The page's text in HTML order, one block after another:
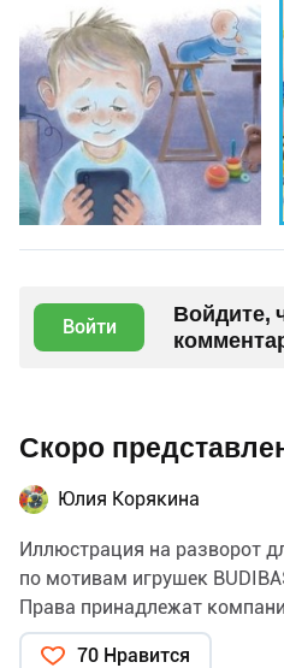
Войти
Войдите,
Скоро
Юлия Корякина
Иллюстрация на разворот
по мотивам игрушек
Права принадлежат
70 Нравится